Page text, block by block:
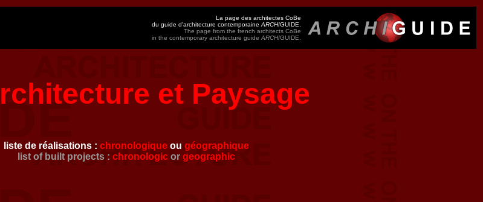
La page des architectes CoBe
du guide d'architecture contemporaine ARCHIGUIDE.
The page from the french architects CoBe
in the contemporary architecture guide ARCHIGUIDE.
et Paysage
liste de réalisations : chronologique ou géographique
list of built projects : chronologic or geographic